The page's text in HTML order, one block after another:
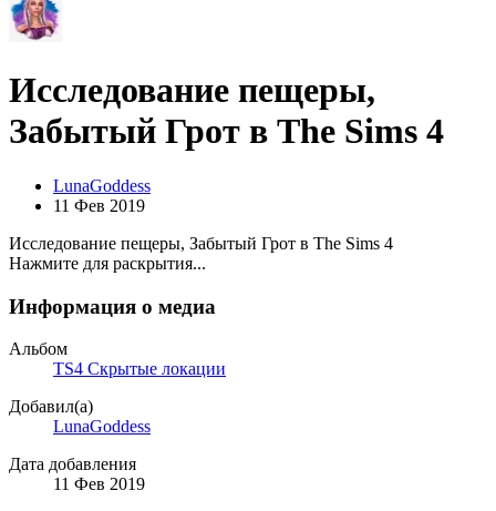
Исследование пещеры,
Забытый Грот в The Sims 4
LunaGoddess
11 Фев 2019
Исследование пещеры, Забытый Грот в The Sims 4
Нажмите для раскрытия...
Информация о медиа
Альбом
TS4 Скрытые локации
Добавил(а)
LunaGoddess
Дата добавления
11 Фев 2019